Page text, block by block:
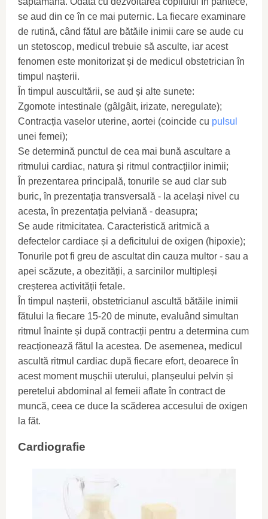
se aud din ce în ce mai puternic. La fiecare examinare
de rutină, când fătul are bătăile inimii care se aude cu
un stetoscop, medicul trebuie să asculte, iar acest
fenomen este monitorizat și de medicul obstetrician în
timpul nașterii.
În timpul auscultării, se aud și alte sunete:
Zgomote intestinale (gâlgâit, irizate, neregulate);
Contracția vaselor uterine, aortei (coincide cu pulsul
unei femei);
Se determină punctul de cea mai bună ascultare a
ritmului cardiac, natura și ritmul contracțiilor inimii;
În prezentarea principală, tonurile se aud clar sub
buric, în prezentația transversală - la același nivel cu
acesta, în prezentația pelviană - deasupra;
Se aude ritmicitatea. Caracteristică aritmică a
defectelor cardiace și a deficitului de oxigen (hipoxie);
Tonurile pot fi greu de ascultat din cauza multor - sau a
apei scăzute, a obezității, a sarcinilor multipleși
creșterea activității fetale.
În timpul nașterii, obstetricianul ascultă bătăile inimii
fătului la fiecare 15-20 de minute, evaluând simultan
ritmul înainte și după contracții pentru a determina cum
reacționează fătul la acestea. De asemenea, medicul
ascultă ritmul cardiac după fiecare efort, deoarece în
acest moment mușchii uterului, planșeului pelvin și
peretelui abdominal al femeii aflate în contract de
muncă, ceea ce duce la scăderea accesului de oxigen
la făt.
Cardiografie